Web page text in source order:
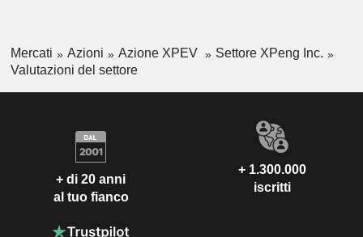
Mercati Azioni Azione XPEV
Settore XPeng Inc.
Valutazioni del settore
+ di 20 anni
al tuo fianco
+ 1.300.000
iscritti